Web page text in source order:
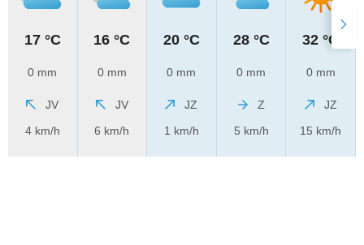
17 °C
0 mm
JV
4 km/h
16 °C
0 mm
JV
6 km/h
20 °C
0 mm
JZ
1 km/h
28 °C
0 mm
Z
5 km/h
32 °C
0 mm
JZ
15 km/h